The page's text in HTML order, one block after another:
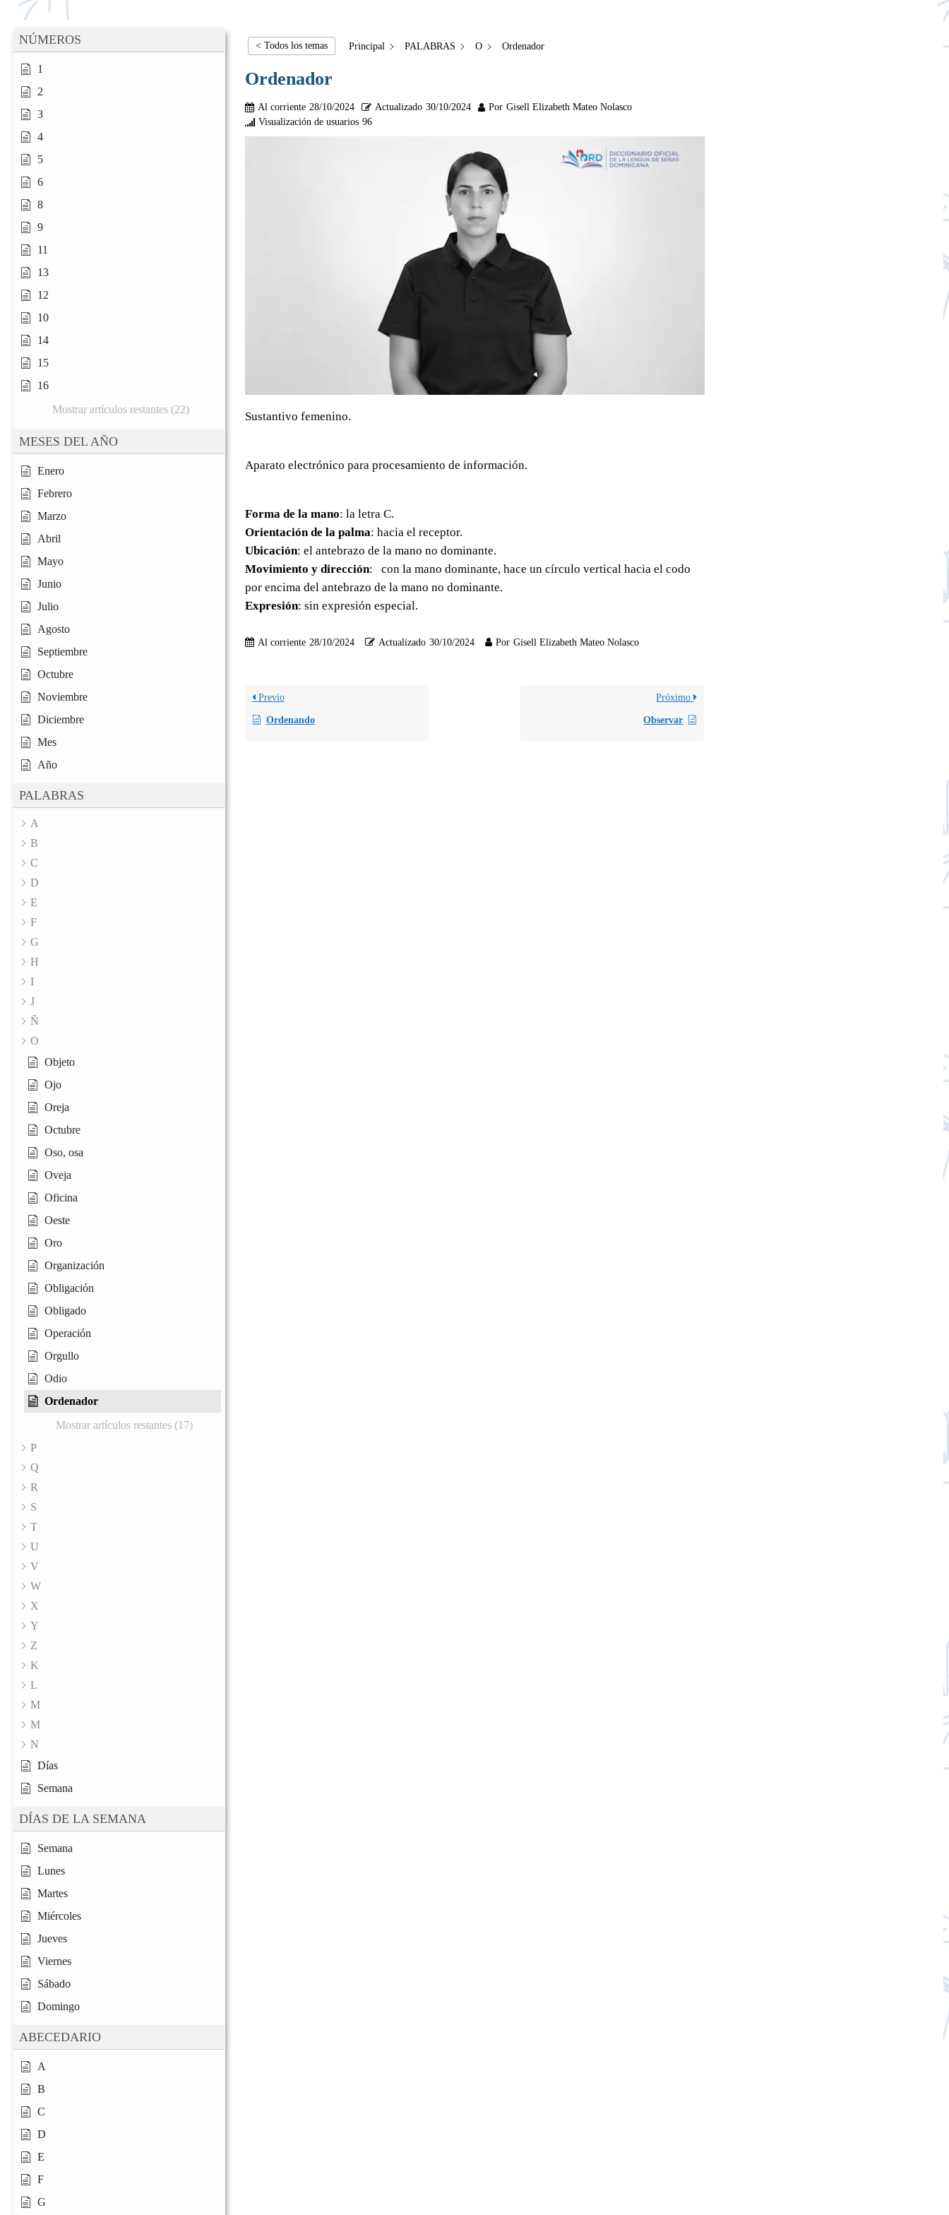
NÚMEROS
1
2
3
4
5
6
8
9
11
13
12
10
14
15
16
Mostrar artículos restantes (22)
MESES DEL AÑO
Enero
Febrero
Marzo
Abril
Mayo
Junio
Julio
Agosto
Septiembre
Octubre
Noviembre
Diciembre
Mes
Año
PALABRAS
A
B
C
D
E
F
G
H
I
J
Ñ
O
Objeto
Ojo
Oreja
Octubre
Oso, osa
Oveja
Oficina
Oeste
Oro
Organización
Obligación
Obligado
Operación
Orgullo
Odio
Ordenador
Mostrar artículos restantes (17)
P
Q
R
S
T
U
V
W
X
Y
Z
K
L
M
M
N
Días
Semana
DÍAS DE LA SEMANA
Semana
Lunes
Martes
Miércoles
Jueves
Viernes
Sábado
Domingo
ABECEDARIO
A
B
C
D
E
F
G
< Todos los temas Principal PALABRAS O Ordenador
Ordenador
Al corriente 28/10/2024 Actualizado 30/10/2024 Por Gisell Elizabeth Mateo Nolasco
Visualización de usuarios 96
Sustantivo femenino.
Aparato electrónico para procesamiento de información.
Forma de la mano: la letra C.
Orientación de la palma: hacia el receptor.
Ubicación: el antebrazo de la mano no dominante.
Movimiento y dirección: con la mano dominante, hace un círculo vertical hacia el codo
por encima del antebrazo de la mano no dominante.
Expresión: sin expresión especial.
Al corriente 28/10/2024 Actualizado 30/10/2024 Por Gisell Elizabeth Mateo Nolasco
Previo
Ordenando
Próximo
Observar